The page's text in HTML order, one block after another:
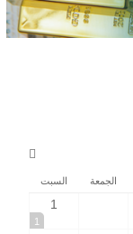
الجمعة السبت
1
1